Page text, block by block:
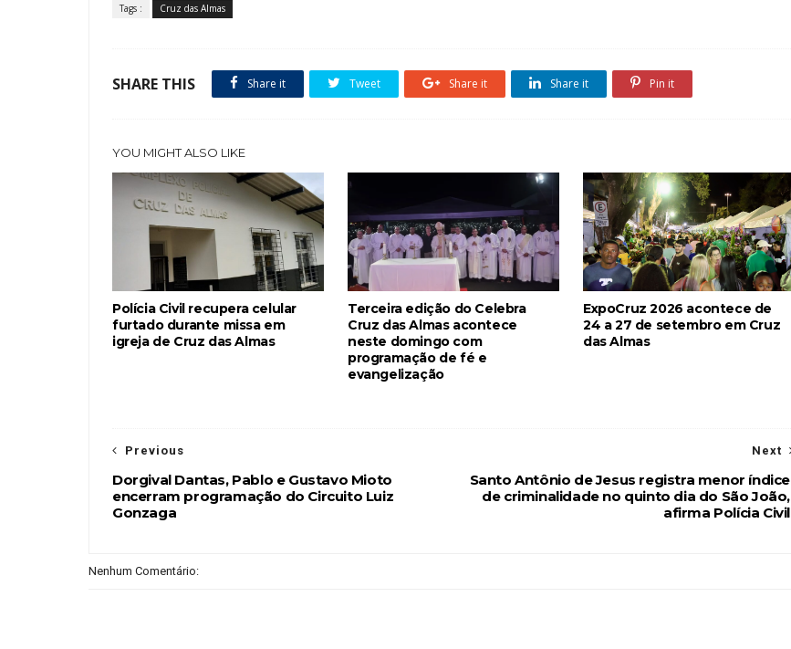
Tags : Cruz das Almas
SHARE THIS Share it Tweet Share it Share it Pin it
YOU MIGHT ALSO LIKE
Polícia Civil recupera celular
furtado durante missa em
igreja de Cruz das Almas
Terceira edição do Celebra
Cruz das Almas acontece
neste domingo com
programação de fé e
evangelização
ExpoCruz 2026 acontece de
24 a 27 de setembro em Cruz
das Almas
Next
Santo Antônio de Jesus registra menor índice
de criminalidade no quinto dia do São João,
afirma Polícia Civil
Previous
Dorgival Dantas, Pablo e Gustavo Mioto
encerram programação do Circuito Luiz
Gonzaga
Nenhum Comentário: